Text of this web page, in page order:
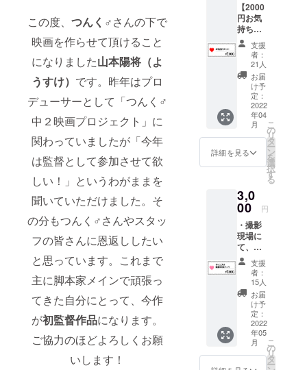
この度、つんく♂さんの下で
映画を作らせて頂けること
になりました山本陽将（よ
うすけ） です。昨年はプロ
デューサーとして「つんく♂
中２映画プロジェクト」に
関わっていましたが「今年
は監督として参加させて欲
しい！」というわがままを
聞いていただけました。そ
の分もつんく♂さんやスタッ
フの皆さんに恩返ししたい
と思っています。これまで
主に脚本家メインで頑張っ
てきた自分にとって、今作
が初監督作品になります。
ご協力のほどよろしくお願
いします！
【2000
円お気
持ち
セッ
ト】 監
督から
のお礼
メッ
セージ
出演
キャス
トの直
筆寄せ
書き
データ
支援
者：
21人
お届
け予
定：
2022
年04
月
詳細を見る
こ
の
リ
タ
ー
ン
を
選
択
す
る
3,0
00 円
・撮影
現場に
て、衣
装姿で
撮った
オリジ
ナル
チェキ
を5枚
（5パ
ター
ン）送
らせて
頂きま
支援
者：
15人
お届
け予
定：
2022
年05
月
こ
の
リ
タ
ー